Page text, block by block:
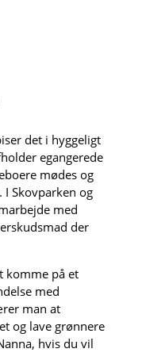
det i hyggeligt
egangerede
mødes og
Skovparken og
med
der
komme på et
med
man at
og lave grønnere
hvis du vil